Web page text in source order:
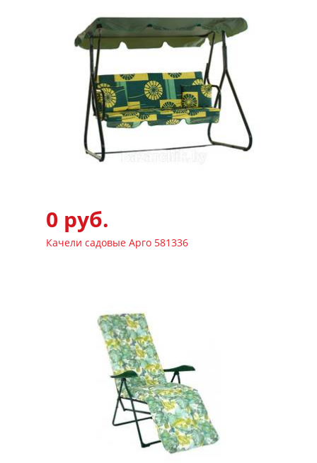
0 руб.
Качели садовые Арго 581336